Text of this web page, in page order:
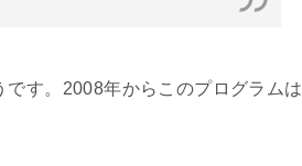
す。2008年からこのプログラムは